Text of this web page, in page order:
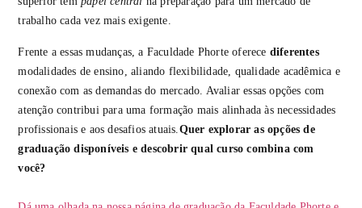
trabalho cada vez mais exigente.
Frente a essas mudanças, a Faculdade Phorte oferece diferentes
modalidades de ensino, aliando flexibilidade, qualidade acadêmica e
conexão com as demandas do mercado. Avaliar essas opções com
atenção contribui para uma formação mais alinhada às necessidades
profissionais e aos desafios atuais. Quer explorar as opções de
graduação disponíveis e descobrir qual curso combina com
você?